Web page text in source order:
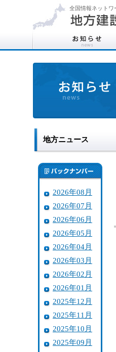
全国情報ネットワ
地方ニュース
2026年08月
2026年07月
2026年06月
2026年05月
2026年04月
2026年03月
2026年02月
2026年01月
2025年12月
2025年11月
2025年10月
2025年09月